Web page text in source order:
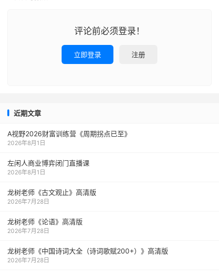
评论前必须登录！
立即登录 注册
近期文章
A视野2026财富训练营《周期拐点已至》
2026年8月1日
左闲人商业博弈闭门直播课
2026年8月1日
龙树老师《古文观止》高清版
2026年7月28日
龙树老师《论语》高清版
2026年7月28日
龙树老师《中国诗词大全（诗词歌赋200+）》高清版
2026年7月28日